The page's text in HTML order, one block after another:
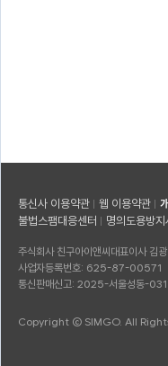
통신사 이용약관 웹 이용약관
불법스팸대응센터
명의도용방
주식회사 친구아이앤씨 대표이사 김
사업자등록번호: 625-87-00571
통신판매신고: 2025-서울성동-
Copyright © SIMGO. All